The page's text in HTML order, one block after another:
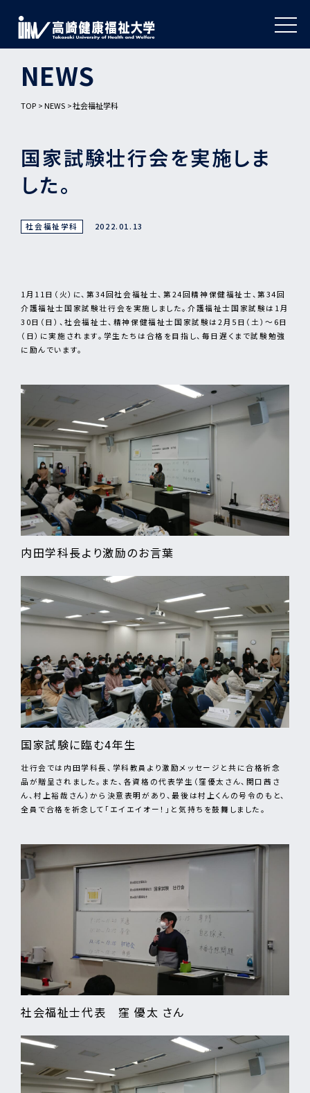
NEWS
TOP NEWS 社会福祉学科
国家試験壮行会を実施しま
した。
社会福祉学科 2022.01.13
1月11日（火）に、第34回社会福祉士、第24回精神保健福祉士、第34回
介護福祉士国家試験壮行会を実施しました。介護福祉士国家試験は1月
30日（日）、社会福祉士、精神保健福祉士国家試験は2月5日（土）～6日
（日）に実施されます。学生たちは合格を目指し、毎日遅くまで試験勉強
に励んでいます。
内田学科長より激励のお言葉
国家試験に臨む4年生
壮行会では内田学科長、学科教員より激励メッセージと共に合格祈念
品が贈呈されました。また、各資格の代表学生（窪優太さん、関口茜さ
ん、村上裕哉さん）から決意表明があり、最後は村上くんの号令のもと、
全員で合格を祈念して「エイエイオー！」と気持ちを鼓舞しました。
社会福祉士代表 窪 優太 さん